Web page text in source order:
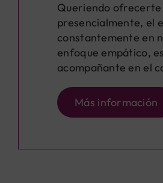
Queriendo
presencialmente, el
constantemente en
enfoque empático,
acompañante en el
Más información